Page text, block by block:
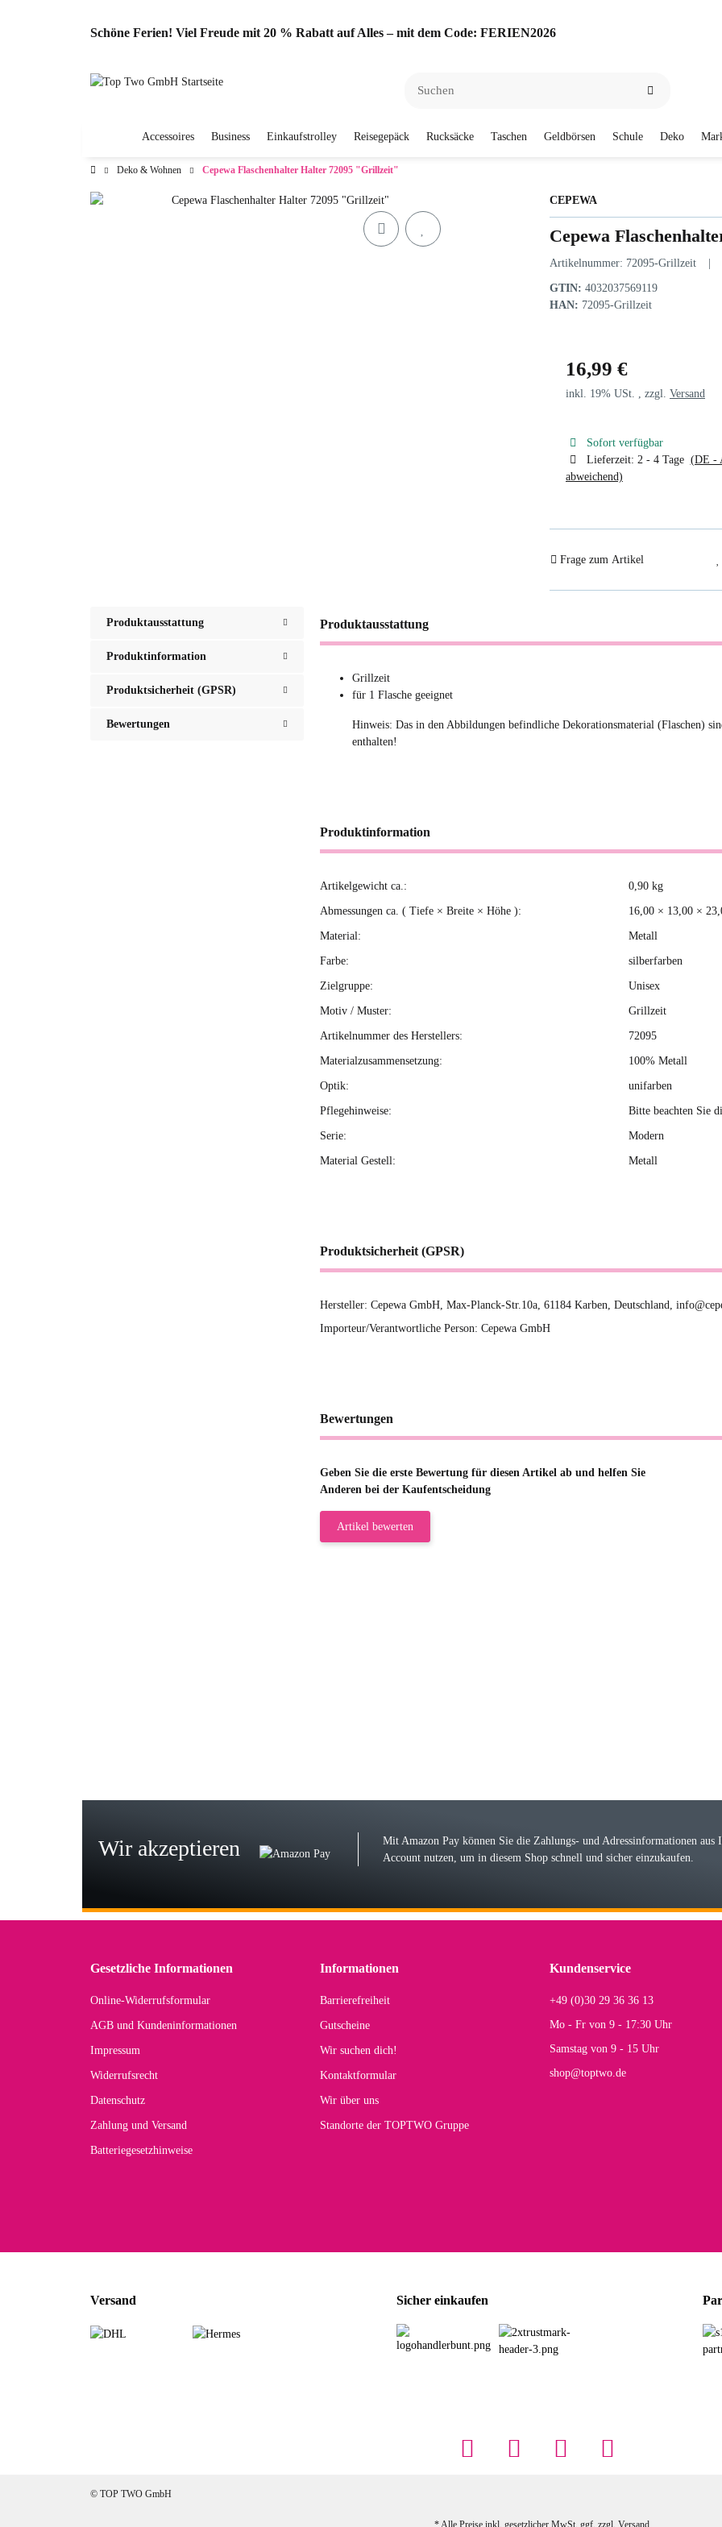
Schöne Ferien! Viel Freude mit 20 % Rabatt auf Alles – mit dem Code: FERIEN2026
Accessoires Business Einkaufstrolley Reisegepäck Rucksäcke Taschen Geldbörsen Schule Deko
Deko & Wohnen Cepewa Flaschenhalter Halter 72095 "Grillzeit"
CEPEWA
Cepewa
Artikelnummer: 72095-Grillzeit
GTIN: 4032037569119
HAN: 72095-Grillzeit
16,99 €
inkl. 19% USt. , zzgl. Versand
Sofort verfügbar
Lieferzeit: 2 - 4 Tage (DE -
abweichend)
Frage zum Artikel
Produktausstattung
Produktinformation
Produktsicherheit (GPSR)
Bewertungen
Produktausstattung
Grillzeit
für 1 Flasche geeignet
Hinweis: Das in den Abbildungen befindliche Dekorationsmaterial (Flaschen)
enthalten!
Produktinformation
Produkteigenschaft
Wert
Artikelgewicht ca.: 0,90 kg
Abmessungen ca. ( Tiefe × Breite × Höhe ): 16,00 × 13,00 ×
Material: Metall
Farbe: silberfarben
Zielgruppe: Unisex
Motiv / Muster: Grillzeit
Artikelnummer des Herstellers: 72095
Materialzusammensetzung: 100% Metall
Optik: unifarben
Pflegehinweise: Bitte beachten Sie
Serie: Modern
Material Gestell: Metall
Produktsicherheit (GPSR)
Hersteller: Cepewa GmbH, Max-Planck-Str.10a, 61184 Karben, Deutschland,
Importeur/Verantwortliche Person: Cepewa GmbH
Bewertungen
Geben Sie die erste Bewertung für diesen Artikel ab und helfen Sie
Anderen bei der Kaufentscheidung
Artikel bewerten
Der Koffer macht einen sehr soliden Eindruck. Die Zuverlässigkeit muss sich noch in
Hans E
Wir akzeptieren
Mit Amazon Pay können Sie die Zahlungs- und Adressinformationen aus
Account nutzen, um in diesem Shop schnell und sicher einzukaufen.
Gesetzliche Informationen
Online-Widerrufsformular
AGB und Kundeninformationen
Impressum
Widerrufsrecht
Datenschutz
Zahlung und Versand
Batteriegesetzhinweise
Informationen
Barrierefreiheit
Gutscheine
Wir suchen dich!
Kontaktformular
Wir über uns
Standorte der TOPTWO Gruppe
Kundenservice
+49 (0)30 29 36 36 13
Mo - Fr von 9 - 17:30 Uhr
Samstag von 9 - 15 Uhr
shop@toptwo.de
Versand Sicher einkaufen
© TOP TWO GmbH